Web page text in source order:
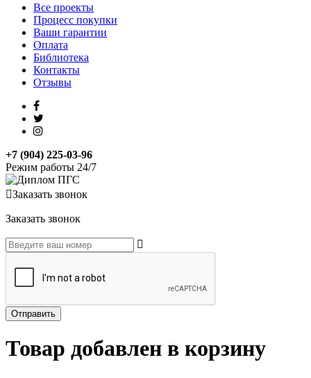
Все проекты
Процесс покупки
Ваши гарантии
Оплата
Библиотека
Контакты
Отзывы
+7 (904) 225-03-96
Режим работы 24/7
Заказать звонок
Заказать звонок
Товар добавлен в корзину